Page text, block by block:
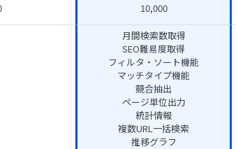
10,000
月間検索数取得
SEO難易度取得
フィルタ・ソート機能
マッチタイプ機能
競合抽出
ページ単位出力
統計情報
複数URL一括検索
推移グラフ